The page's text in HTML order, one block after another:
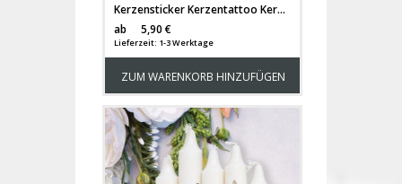
Kerzensticker Kerzentattoo Kerzentattoos Tattoofolie Frohe Ostern Happy Easter Osterhasen Hase Hasen für Kerzen oder Keramik A6 Bogen DIY Stickerbogen Kerzen kst71
ab
5,90 €
Lieferzeit: 1-3 Werktage
ZUM WARENKORB HINZUFÜGEN